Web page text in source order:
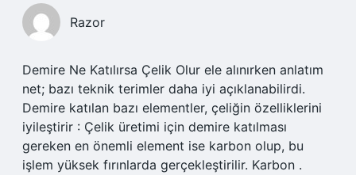
Razor
Demire Ne Katılırsa Çelik Olur ele alınırken anlatım
net; bazı teknik terimler daha iyi açıklanabilirdi.
Demire katılan bazı elementler, çeliğin özelliklerini
iyileştirir : Çelik üretimi için demire katılması
gereken en önemli element ise karbon olup, bu
işlem yüksek fırınlarda gerçekleştirilir. Karbon .